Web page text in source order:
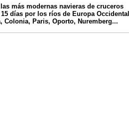
más modernas navieras de cruceros
días por los ríos de Europa Occidental
Colonia, Paris, Oporto, Nuremberg...